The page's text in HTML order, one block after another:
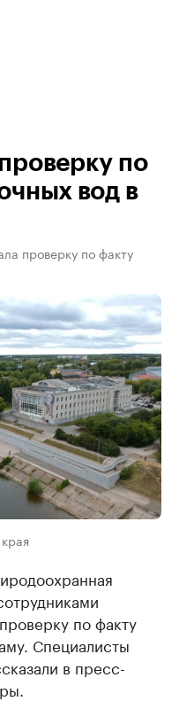
по
вод в
проверку по факту
по факту
Специалисты
в пресс-